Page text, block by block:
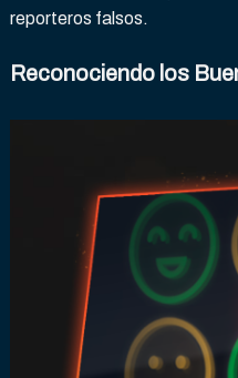
reporteros falsos.
Reconociendo los